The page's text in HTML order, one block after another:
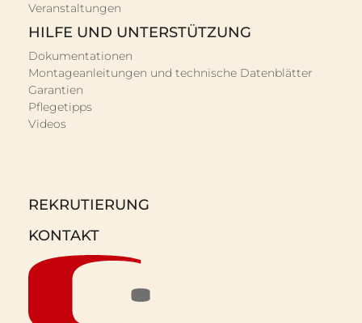
Gérer le consentement aux
Veranstaltungen
HILFE UND UNTERSTÜTZUNG
Dokumentationen
Montageanleitungen und technische Datenblätter
Garantien
Pflegetipps
Videos
REKRUTIERUNG
KONTAKT